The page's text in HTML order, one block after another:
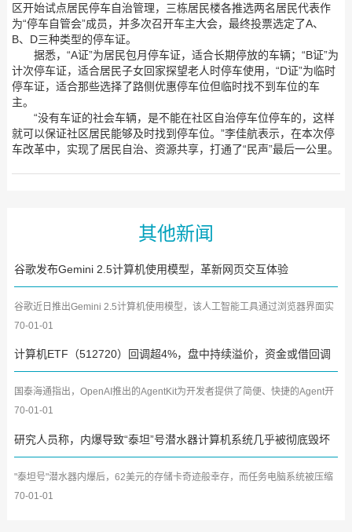
区开始试点居民停车自治管理，三栋居民楼各推选两名居民代表作
为“停车自管会”成员，并多次召开车主大会，最终投票选定了A、
B、D三种类型的停车证。
据悉，“A证”为居民包月停车证，适合长期停放的车辆；“B证”为
计次停车证，适合居民子女回家探望老人时停车使用，“D证”为临时
停车证，适合那些选择了路侧优惠停车位但临时找不到车位的车
主。
“没有车证的社会车辆，是不能在社区自治停车位停车的，这样
就可以保证社区居民能够及时找到停车位。”李佳航表示，在本次停
车改革中，实现了居民自治、资源共享，打通了“民声”最后一公里。
其他新闻
谷歌发布Gemini 2.5计算机使用模型，革新网页交互体验
谷歌近日推出Gemini 2.5计算机使用模型，该人工智能工具通过浏览器界面实
现自动化操作。模型运用...
70-01-01
计算机ETF（512720）回调超4%，盘中持续溢价，资金或借回调
积极布局
国泰海通指出，OpenAI推出的AgentKit为开发者提供了简便、快捷的Agent开
发工具包，通过可视化画布...
70-01-01
研究人员称，内爆导致“泰坦”号潜水器计算机系统几乎被彻底毁坏
"泰坦号"潜水器内爆后，62美元的存储卡奇迹般幸存，而任务电脑系统被压缩
成45公斤金属团。调查团...
70-01-01